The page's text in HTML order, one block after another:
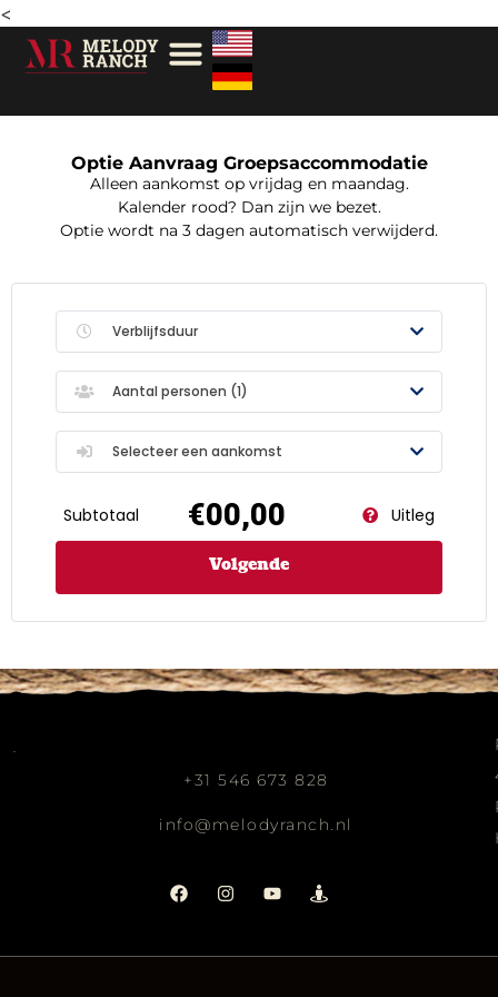
<
Optie Aanvraag Groepsaccommodatie
Alleen aankomst op vrijdag en maandag.
Kalender rood? Dan zijn we bezet.
Optie wordt na 3 dagen automatisch verwijderd.
Verblijfsduur
Aantal personen (1)
Selecteer een aankomst
Subtotaal €00,00 Uitleg
Volgende
+31 546 673 828
info@melodyranch.nl